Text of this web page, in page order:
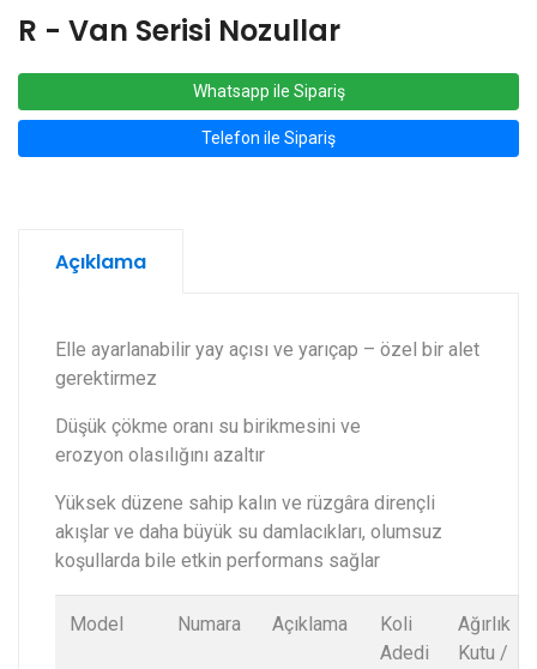
R - Van Serisi Nozullar
Whatsapp ile Sipariş
Telefon ile Sipariş
Açıklama
Elle ayarlanabilir yay açısı ve yarıçap – özel bir alet
gerektirmez
Düşük çökme oranı su birikmesini ve
erozyon olasılığını azaltır
Yüksek düzene sahip kalın ve rüzgâra dirençli
akışlar ve daha büyük su damlacıkları, olumsuz
koşullarda bile etkin performans sağlar
Model Numara Açıklama
Koli
Adedi
Ağırlık
Kutu /